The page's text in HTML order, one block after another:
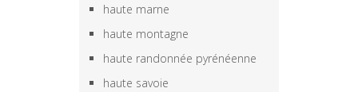
haute marne
haute montagne
haute randonnée pyrénéenne
haute savoie